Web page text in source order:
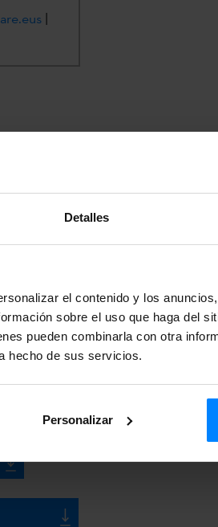
Detalles
el contenido y los
sobre el uso que haga del
pueden combinarla con otra
hecho de sus servicios.
Personalizar
|